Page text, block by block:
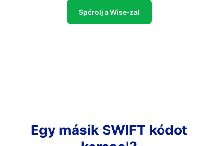
Spórolj a Wise-zal
Egy másik SWIFT kódot